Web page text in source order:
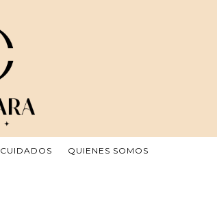
CUIDADOS QUIENES SOMOS